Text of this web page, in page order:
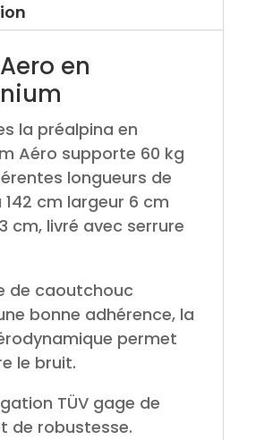
en
la préalpina en
Aéro supporte 60 kg
longueurs de
142 cm largeur 6 cm
cm, livré avec serrure
de caoutchouc
bonne adhérence, la
permet
le bruit.
TÜV gage de
de robustesse.